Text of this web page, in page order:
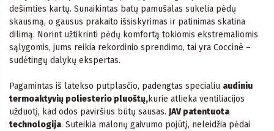
dešimties kartų. Sunaikintas batų pamušalas sukelia pėdų
skausmą, o gausus prakaito išsiskyrimas ir patinimas skatina
dilimą. Norint užtikrinti pėdų komfortą tokiomis ekstremaliomis
sąlygomis, jums reikia rekordinio sprendimo, tai yra Cocciné –
sudėtingų dalykų ekspertas.
Pagamintas iš latekso putplasčio, padengtas specialiu audiniu
termoaktyvių poliesterio pluoštų,kurie atlieka ventiliacijos
užduotį, kad odos paviršius būtų sausas. JAV patentuota
technologija. Suteikia malonų gaivumo pojūtį, neleidžia pėdai